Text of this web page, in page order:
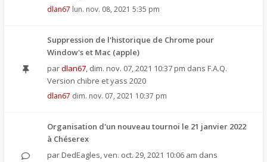
dlan67 lun. nov. 08, 2021 5:35 pm
Suppression de l'historique de Chrome pour
Window's et Mac (apple)
pardlan67, dim. nov. 07, 2021 10:37 pm dans F.A.Q.
Version chibre et yass 2020
dlan67 dim. nov. 07, 2021 10:37 pm
Organisation d'un nouveau tournoi le 21 janvier 2022
à Chéserex
par DedEagles,ven. oct. 29, 2021 10:06 am dans